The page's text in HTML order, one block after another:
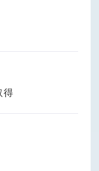
得